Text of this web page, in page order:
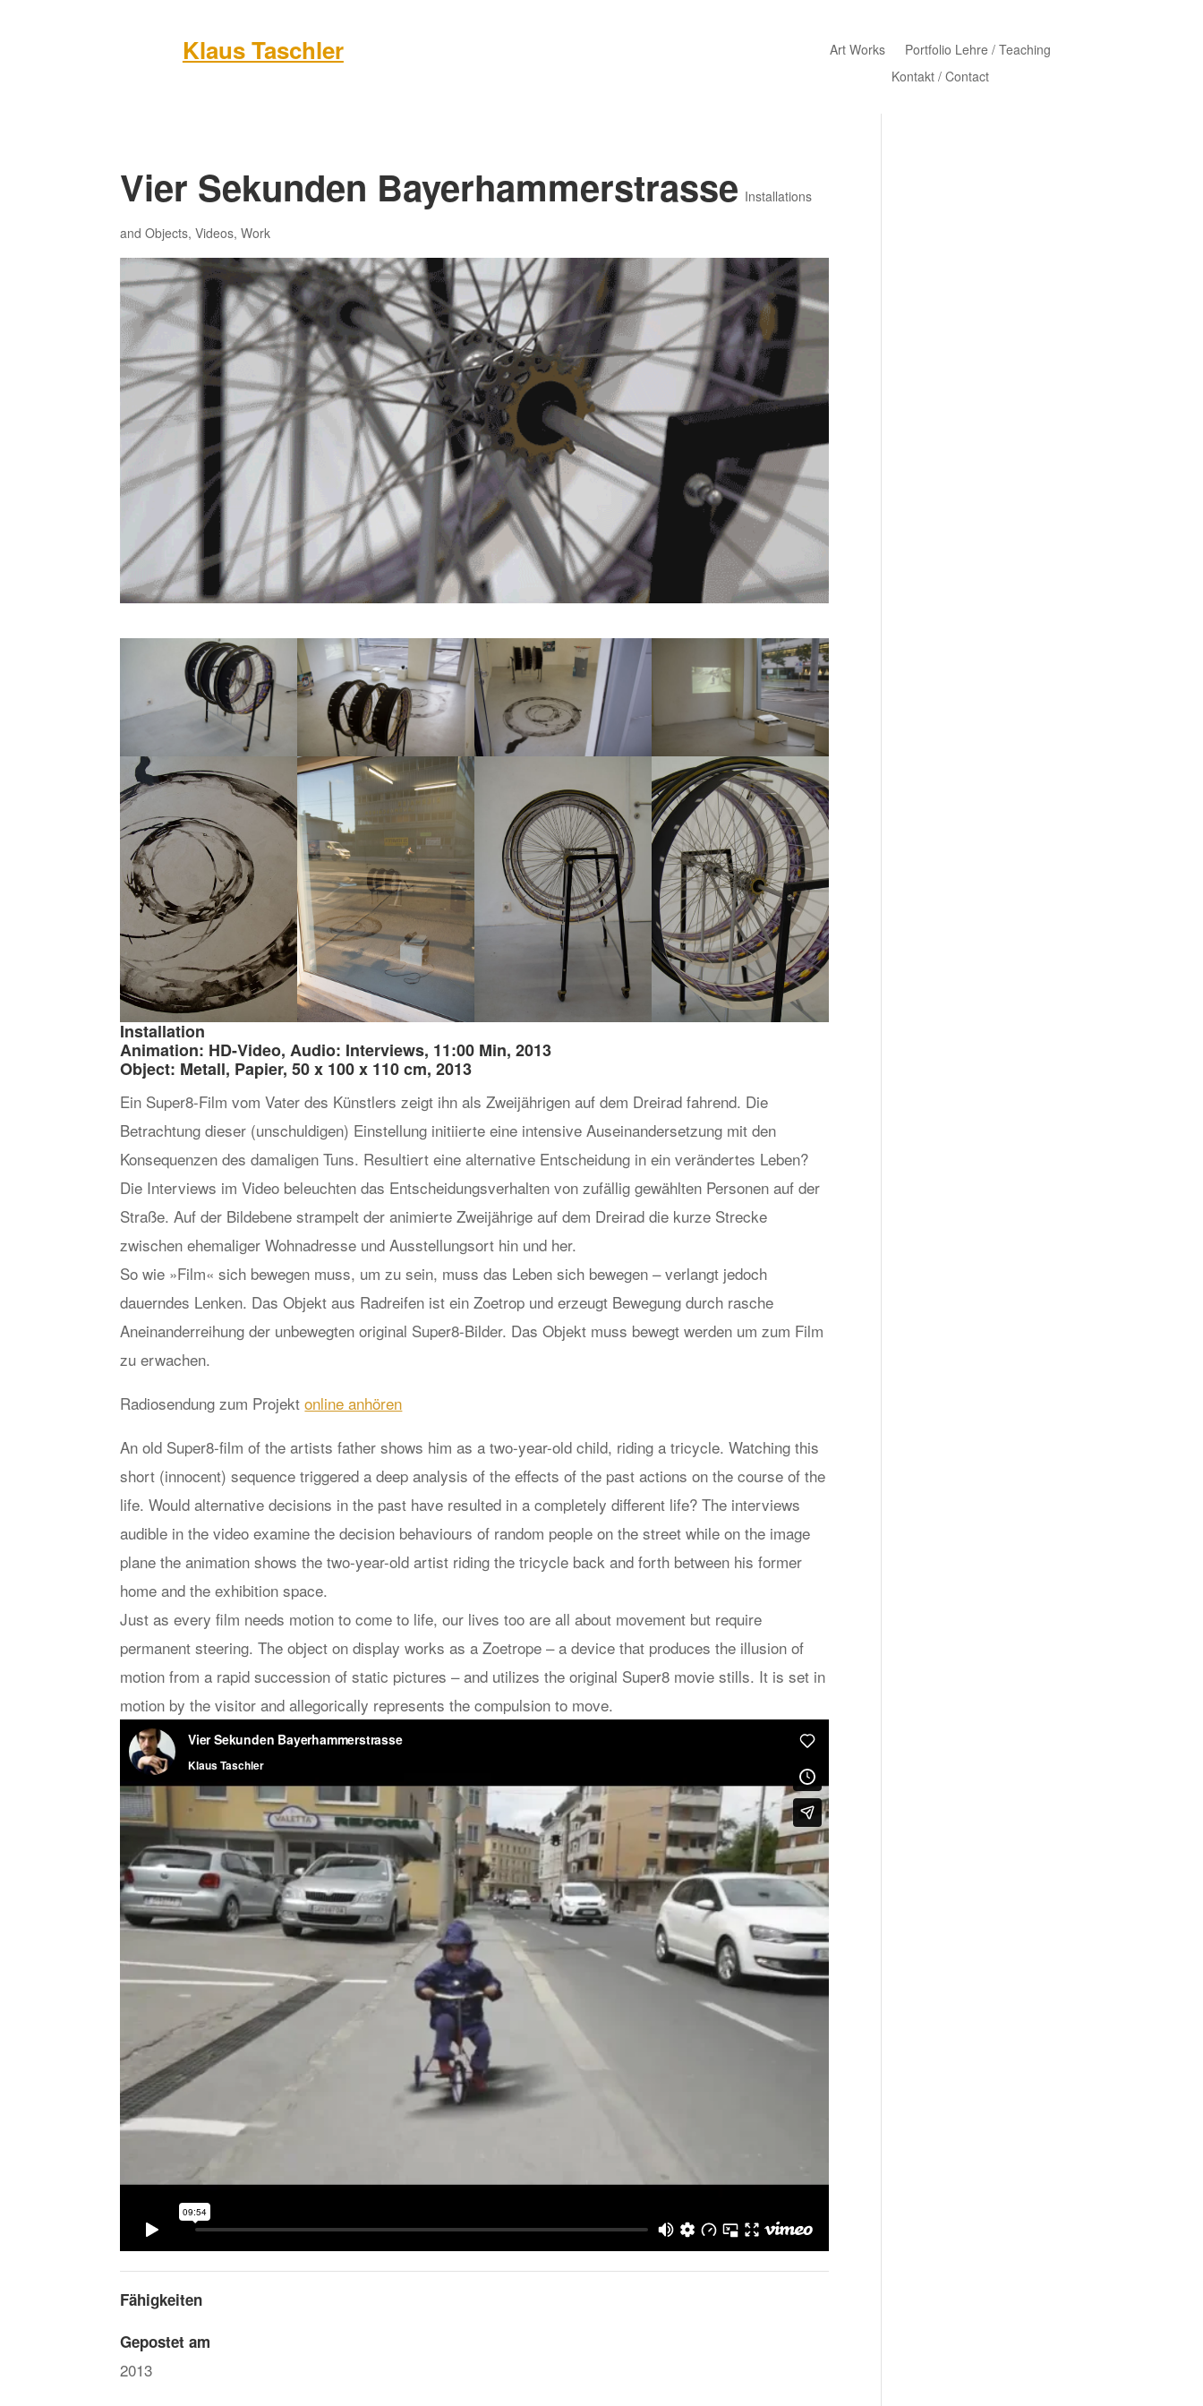
Klaus Taschler Art Works
Portfolio Lehre / Teaching
Kontakt / Contact
Vier Sekunden Bayerhammerstrasse Installations
and Objects,Videos,Work
Installation
Animation: HD-Video, Audio: Interviews, 11:00 Min, 2013
Object: Metall, Papier, 50 x 100 x 110 cm, 2013
Ein Super8-Film vom Vater des Künstlers zeigt ihn als Zweijährigen auf dem Dreirad fahrend. Die
Betrachtung dieser (unschuldigen) Einstellung initiierte eine intensive Auseinandersetzung mit den
Konsequenzen des damaligen Tuns. Resultiert eine alternative Entscheidung in ein verändertes Leben?
Die Interviews im Video beleuchten das Entscheidungsverhalten von zufällig gewählten Personen auf der
Straße. Auf der Bildebene strampelt der animierte Zweijährige auf dem Dreirad die kurze Strecke
zwischen ehemaliger Wohnadresse und Ausstellungsort hin und her.
So wie »Film« sich bewegen muss, um zu sein, muss das Leben sich bewegen – verlangt jedoch
dauerndes Lenken. Das Objekt aus Radreifen ist ein Zoetrop und erzeugt Bewegung durch rasche
Aneinanderreihung der unbewegten original Super8-Bilder. Das Objekt muss bewegt werden um zum Film
zu erwachen.
Radiosendung zum Projektonline anhören
An old Super8-film of the artists father shows him as a two-year-old child, riding a tricycle. Watching this
short (innocent) sequence triggered a deep analysis of the effects of the past actions on the course of the
life. Would alternative decisions in the past have resulted in a completely different life? The interviews
audible in the video examine the decision behaviours of random people on the street while on the image
plane the animation shows the two-year-old artist riding the tricycle back and forth between his former
home and the exhibition space.
Just as every film needs motion to come to life, our lives too are all about movement but require
permanent steering. The object on display works as a Zoetrope – a device that produces the illusion of
motion from a rapid succession of static pictures – and utilizes the original Super8 movie stills. It is set in
motion by the visitor and allegorically represents the compulsion to move.
Fähigkeiten
Gepostet am
2013